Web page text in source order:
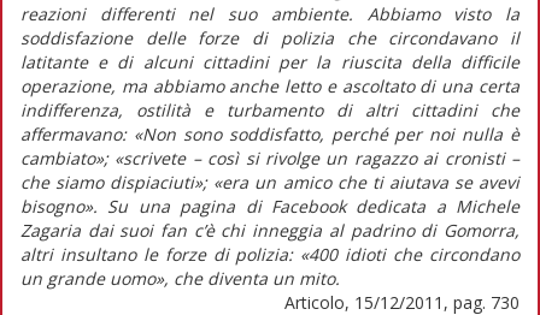
reazioni differenti nel suo ambiente. Abbiamo visto la
soddisfazione delle forze di polizia che circondavano il
latitante e di alcuni cittadini per la riuscita della difficile
operazione, ma abbiamo anche letto e ascoltato di una certa
indifferenza, ostilità e turbamento di altri cittadini che
affermavano: «Non sono soddisfatto, perché per noi nulla è
cambiato»; «scrivete – così si rivolge un ragazzo ai cronisti –
che siamo dispiaciuti»; «era un amico che ti aiutava se avevi
bisogno». Su una pagina di Facebook dedicata a Michele
Zagaria dai suoi fan c’è chi inneggia al padrino di Gomorra,
altri insultano le forze di polizia: «400 idioti che circondano
un grande uomo», che diventa un mito.
Articolo, 15/12/2011, pag. 730